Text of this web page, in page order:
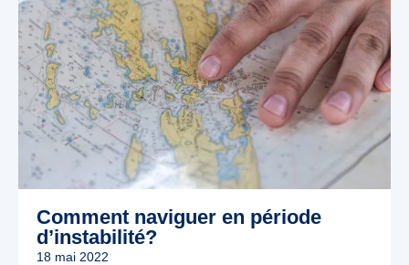
Comment naviguer en période
d’instabilité?
18 mai 2022